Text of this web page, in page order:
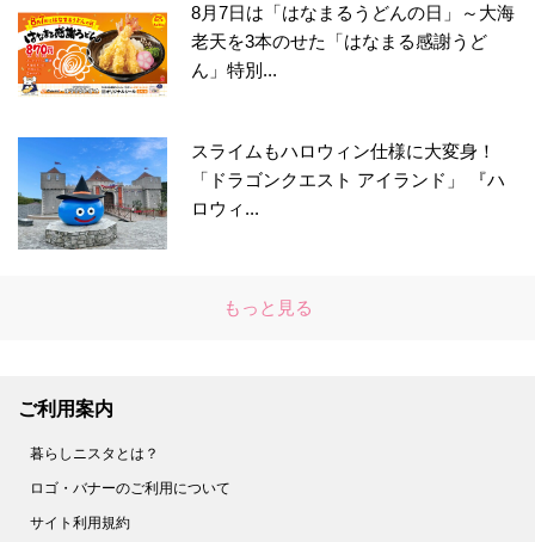
8月7日は「はなまるうどんの日」～大海
老天を3本のせた「はなまる感謝うど
ん」特別...
スライムもハロウィン仕様に大変身！
「ドラゴンクエスト アイランド」 『ハ
ロウィ...
もっと見る
ご利用案内
暮らしニスタとは？
ロゴ・バナーのご利用について
サイト利用規約